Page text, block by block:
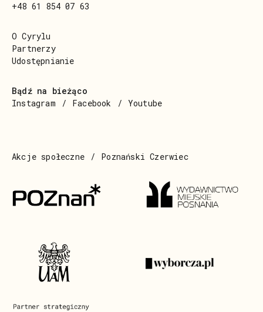
+48 61 854 07 63
O Cyrylu
Partnerzy
Udostępnianie
Bądź na bieżąco
Instagram
Facebook Youtube
Akcje społeczne Poznański Czerwiec